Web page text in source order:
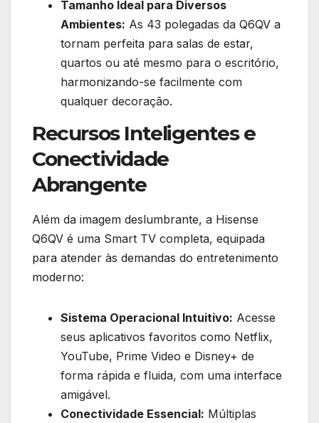
Tamanho Ideal para Diversos
Ambientes: As 43 polegadas da Q6QV a
tornam perfeita para salas de estar,
quartos ou até mesmo para o escritório,
harmonizando-se facilmente com
qualquer decoração.
Recursos Inteligentes e
Conectividade
Abrangente
Além da imagem deslumbrante, a Hisense
Q6QV é uma Smart TV completa, equipada
para atender às demandas do entretenimento
moderno:
Sistema Operacional Intuitivo: Acesse
seus aplicativos favoritos como Netflix,
YouTube, Prime Video e Disney+ de
forma rápida e fluida, com uma interface
amigável.
Conectividade Essencial: Múltiplas